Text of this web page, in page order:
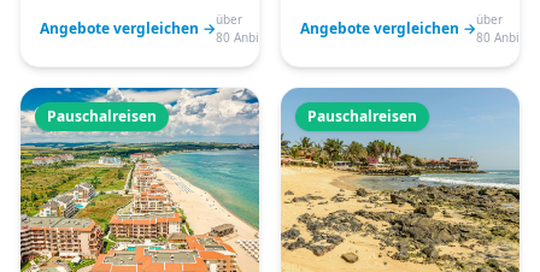
Angebote vergleichen →über
80 Anbieter
Angebote vergleichen →über
80
Pauschalreisen Pauschalreisen